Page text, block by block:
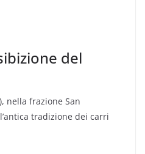
del
nella frazione San
tradizione dei carri